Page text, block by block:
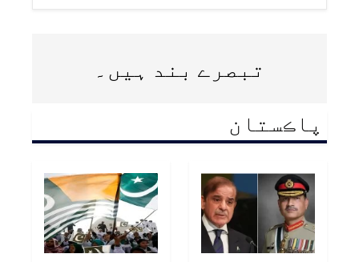
تبصرے بند ہیں۔
پاڪستان